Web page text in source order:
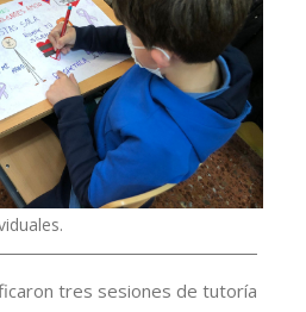
tres sesiones de tutoría